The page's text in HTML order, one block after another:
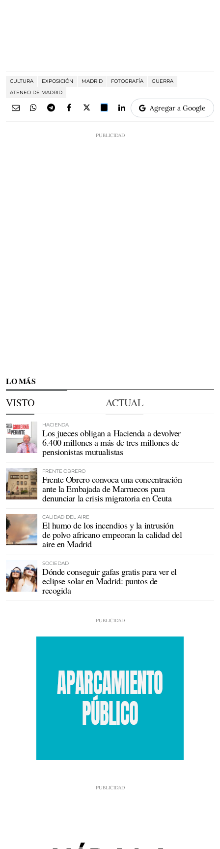
CULTURA EXPOSICIÓN MADRID FOTOGRAFÍA
GUERRA
ATENEO DE MADRID
Agregar a Google
LO MÁS
VISTO ACTUAL
HACIENDA
Los jueces obligan a Hacienda a devolver
6.400 millones a más de tres millones de
pensionistas mutualistas
FRENTE OBRERO
Frente Obrero convoca una concentración
ante la Embajada de Marruecos para
denunciar la crisis migratoria en Ceuta
CALIDAD DEL AIRE
El humo de los incendios y la intrusión
de polvo africano empeoran la calidad del
aire en Madrid
SOCIEDAD
Dónde conseguir gafas gratis para ver el
eclipse solar en Madrid: puntos de
recogida